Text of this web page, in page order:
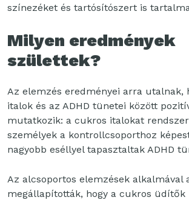
színezéket és tartósítószert is
Milyen eredmények
születtek?
Az elemzés eredményei arra utalnak,
italok és az ADHD tünetei között
mutatkozik: a cukros italokat
személyek a kontrollcsoporthoz
nagyobb eséllyel tapasztaltak ADHD
Az alcsoportos elemzések alkalmával
megállapították, hogy a cukros üdítők